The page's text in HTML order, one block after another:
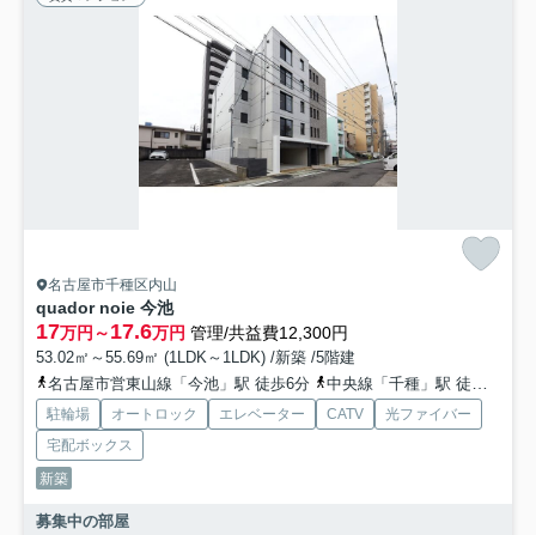
名古屋市千種区内山
quador noie 今池
17万円～17.6万円 管理/共益費12,300円
53.02㎡～55.69㎡ (1LDK～1LDK) /新築 /5階建
名古屋市営東山線「今池」駅 徒歩6分
中央線「千種」駅 徒歩14分
駐輪場 オートロック エレベーター CATV
光ファイバー
宅配ボックス
新築
募集中の部屋